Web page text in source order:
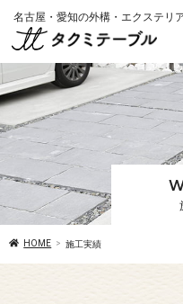
名古屋・愛知の外構・エクステリ
HOME 施工実績